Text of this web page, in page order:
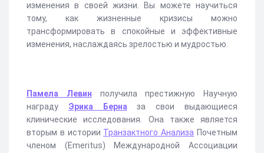
изменения в своей жизни. Вы можете научиться
тому, как жизненные кризисы можно
трансформировать в спокойные и эффективные
изменения, наслаждаясь зрелостью и мудростью.
Памела Левин получила престижную Научную
награду Эрика Берна за свои выдающиеся
клинические исследования. Она также является
вторым в истории Транзактного Анализа Почетным
членом (Emeritus) Международной Ассоциации